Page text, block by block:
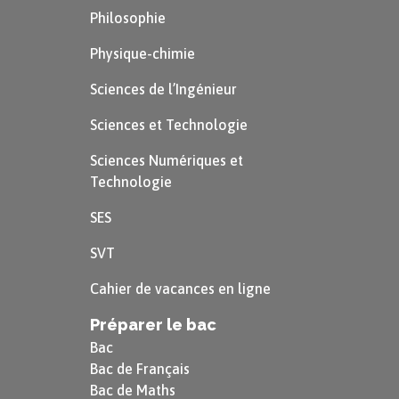
L’Union soviétique impose des plans de
Politiquement, les partis antinazis
(socialistes, communistes et sociaux-
démocrates) forment des
gouvernements de transition
En France, le Conseil national de la
programme commun construit sur des
mesures progressistes.
Philosophie
Physique-chimie
Sciences de l’Ingénieur
Sciences et Technologie
Sciences Numériques et
Technologie
SES
SVT
Cahier de vacances en ligne
Préparer le bac
Bac
Bac de Français
Bac de Maths